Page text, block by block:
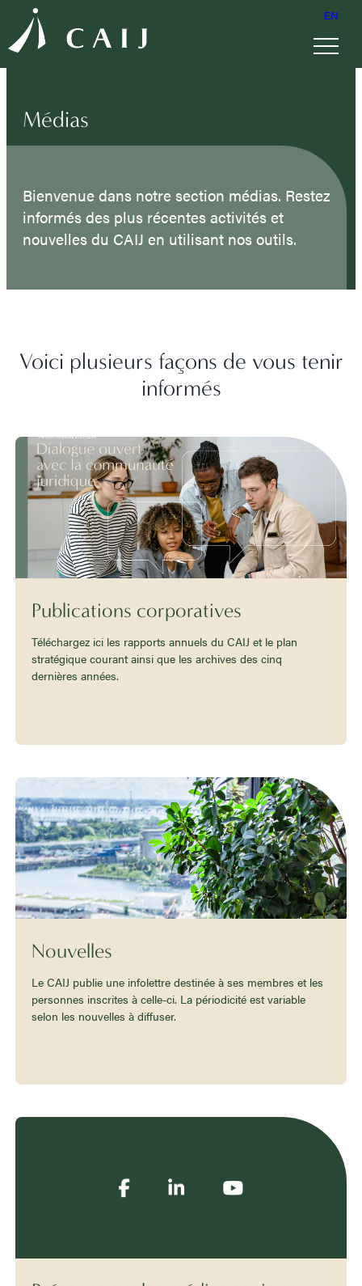
EN
Médias
Bienvenue dans notre section médias. Restez
informés des plus récentes activités et
nouvelles du CAIJ en utilisant nos outils.
Voici plusieurs façons de vous tenir
informés
Publications corporatives
Téléchargez ici les rapports annuels du CAIJ et le plan
stratégique courant ainsi que les archives des cinq
dernières années.
Nouvelles
Le CAIJ publie une infolettre destinée à ses membres et les
personnes inscrites à celle-ci. La périodicité est variable
selon les nouvelles à diffuser.